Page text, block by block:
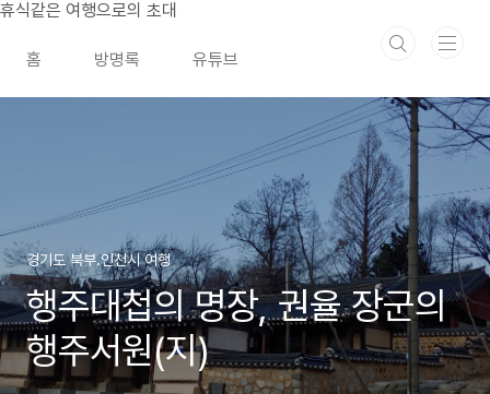
본문 바로가기
휴식같은 여행으로의 초대
홈 방명록 유튜브
경기도 북부.인천시 여행
행주대첩의 명장, 권율 장군의
행주서원(지)